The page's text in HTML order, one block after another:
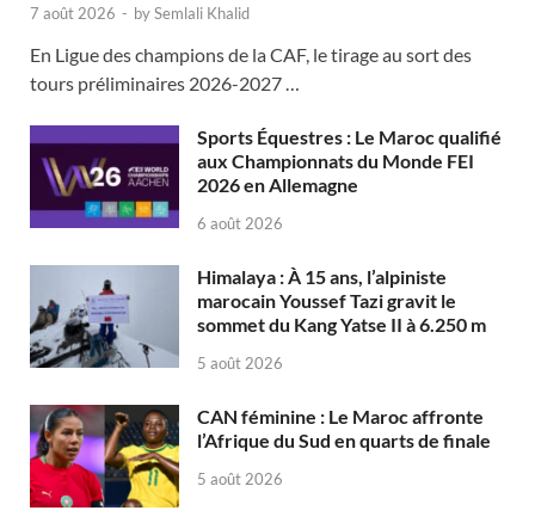
7 août 2026 - bySemlali Khalid
En Ligue des champions de la CAF, le tirage au sort des
tours préliminaires 2026-2027 …
Sports Équestres : Le Maroc qualifié
aux Championnats du Monde FEI
2026 en Allemagne
6 août 2026
Himalaya : À 15 ans, l’alpiniste
marocain Youssef Tazi gravit le
sommet du Kang Yatse II à 6.250 m
5 août 2026
CAN féminine : Le Maroc affronte
l’Afrique du Sud en quarts de finale
5 août 2026